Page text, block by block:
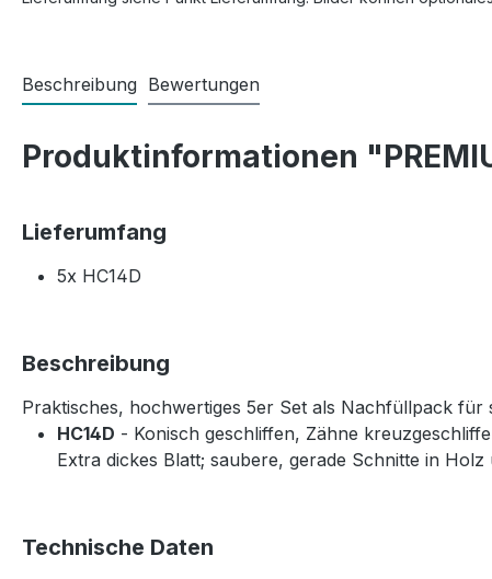
Beschreibung Bewertungen
Produktinformationen
Lieferumfang
5x HC14D
Beschreibung
Praktisches, hochwertiges 5er Set als Nachfüllpack
HC14D - Konisch geschliffen, Zähne
Extra dickes Blatt; saubere, gerade Schnitte in
Technische Daten